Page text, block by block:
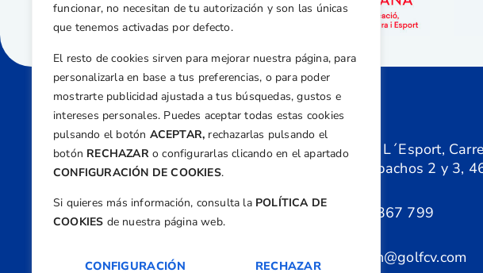
funcionar, no necesitan de tu autorización y son las únicas
que tenemos activadas por defecto.
El resto de cookies sirven para mejorar nuestra página, para
personalizarla en base a tus preferencias, o para poder
mostrarte publicidad ajustada a tus búsquedas, gustos e
intereses personales. Puedes aceptar todas estas cookies
pulsando el botón ACEPTAR, rechazarlas pulsando el
botón RECHAZARo configurarlas clicando en el apartado
CONFIGURACIÓN DE COOKIES.
Si quieres más información, consulta la POLÍTICA DE
COOKIES de nuestra página web.
CONFIGURACIÓN RECHAZAR
Centre de L´Esport,
Nº 5, Despachos 2 y 3,
+34 961 367 799
federacion@golfcv.com